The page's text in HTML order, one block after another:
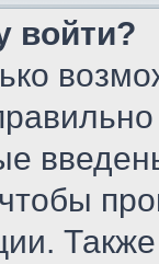
войти?